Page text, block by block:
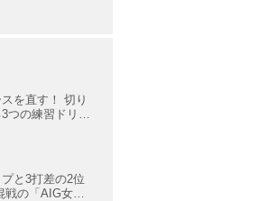
を直す！ 切り
つの練習ドリル
と3打差の2位
の「AIG女子